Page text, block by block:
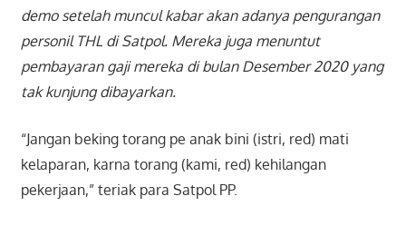
demo setelah muncul kabar akan adanya pengurangan
personil THL di Satpol. Mereka juga menuntut
pembayaran gaji mereka di bulan Desember 2020 yang
tak kunjung dibayarkan.
“Jangan beking torang pe anak bini (istri, red) mati
kelaparan, karna torang (kami, red) kehilangan
pekerjaan,” teriak para Satpol PP.